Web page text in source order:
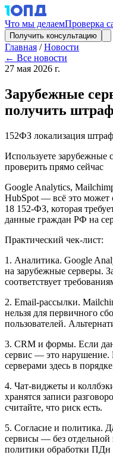
Что мы делаемПроверка
Получить консультацию
Главная / Новости
← Все новости
27 мая 2026 г.
Зарубежные
получить штраф
152ФЗ локализация
Используете зарубежные
проверить прямо сейчас
Google Analytics,
HubSpot — всё это может
18 152-ФЗ, которая
данные граждан РФ на
Практический чек-лист:
1. Аналитика. Google
на зарубежные серверы.
соответствует
2. Email-рассылки.
нельзя для первичного
пользователей.
3. CRM и формы. Если
сервис — это
серверами здесь в
4. Чат-виджеты и
хранятся записи
считайте, что риск есть.
5. Согласие и политика.
сервисы — без отдельной
политики обработки